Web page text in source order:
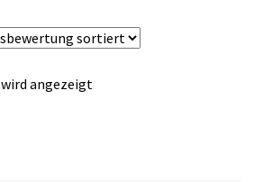
angezeigt